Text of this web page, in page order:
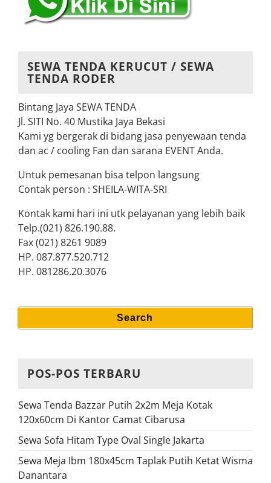
SEWA TENDA KERUCUT / SEWA
TENDA RODER
Bintang Jaya SEWA TENDA
Jl. SITI No. 40 Mustika Jaya Bekasi
Kami yg bergerak di bidang jasa penyewaan tenda
dan ac / cooling Fan dan sarana EVENT Anda.
Untuk pemesanan bisa telpon langsung
Contak person : SHEILA-WITA-SRI
Kontak kami hari ini utk pelayanan yang lebih baik
Telp.(021) 826.190.88.
Fax (021) 8261 9089
HP. 087.877.520.712
HP. 081286.20.3076
Search
for:
Search
POS-POS TERBARU
Sewa Tenda Bazzar Putih 2x2m Meja Kotak
120x60cm Di Kantor Camat Cibarusa
Sewa Sofa Hitam Type Oval Single Jakarta
Sewa Meja Ibm 180x45cm Taplak Putih Ketat Wisma
Danantara